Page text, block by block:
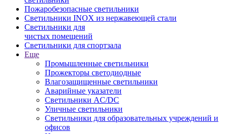
Пожаробезопасные светильники
Светильники INOX из нержавеющей стали
Светильники для
чистых помещений
Светильники для спортзала
Еще
Промышленные светильники
Прожекторы светодиодные
Влагозащищенные светильники
Аварийные указатели
Светильники AC/DC
Уличные светильники
Светильники для образовательных учреждений и
офисов